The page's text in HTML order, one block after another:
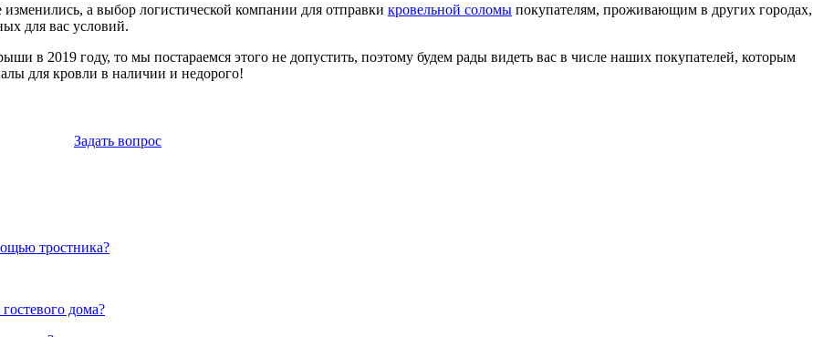
а выбор логистической компании для отправки кровельной соломы покупателям, проживающим в других городах,
для вас условий.
в 2019 году, то мы постараемся этого не допустить, поэтому будем рады видеть вас в числе наших покупателей, которым
для кровли в наличии и недорого!
Задать вопрос
тростника?
дома?